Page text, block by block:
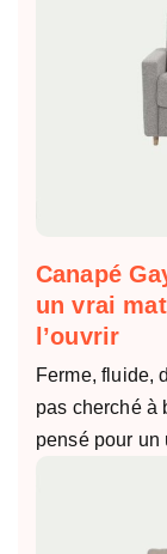
Canapé
un vrai
l’ouvrir
Ferme, fluide,
pas cherché à
pensé pour